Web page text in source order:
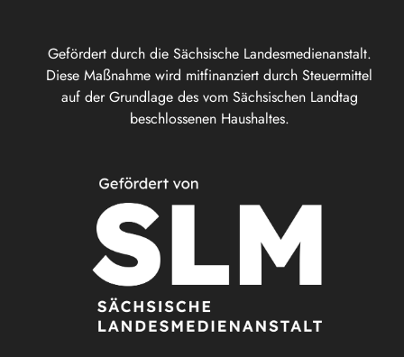
Gefördert durch die Sächsische Landesmedienanstalt.
Diese Maßnahme wird mitfinanziert durch Steuermittel
auf der Grundlage des vom Sächsischen Landtag
beschlossenen Haushaltes.